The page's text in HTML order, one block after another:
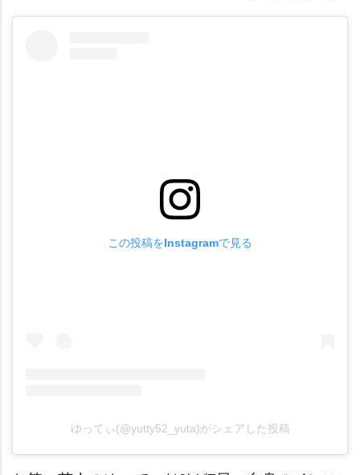
この投稿をInstagramで見る
ゆってぃ(@yutty52_yuta)がシェアした投稿